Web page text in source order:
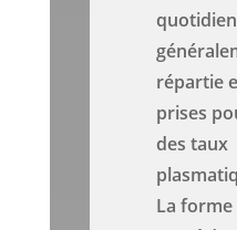
répartie
prises
des taux
La